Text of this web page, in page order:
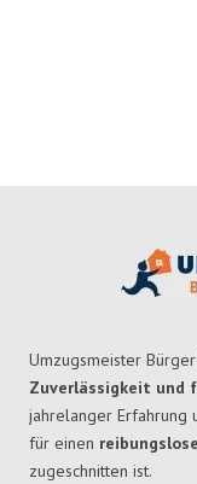
Umzugsmeister
Zuverlässigkeit und
jahrelanger Erfahrung
für einen
zugeschnitten ist.